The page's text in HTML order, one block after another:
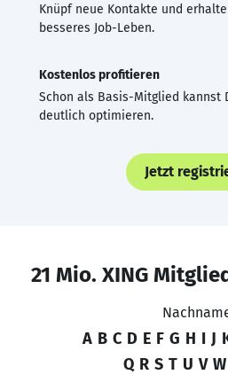
Knüpf neue Kontakte und
besseres Job-Leben.
Kostenlos profitieren
Schon als Basis-Mitglied kannst
deutlich optimieren.
Jetzt
21 Mio. XING
A B C D E F G H I J
Q R S T U V W